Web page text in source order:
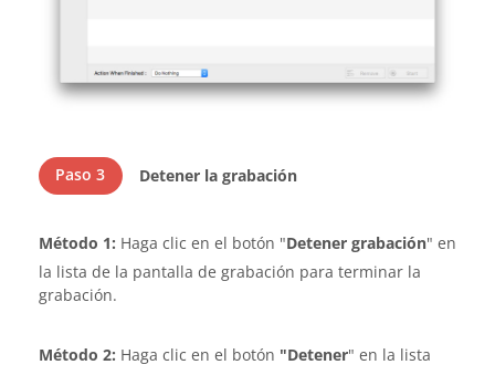
Paso 3 Detener la grabación
Método 1: Haga clic en el botón "Detener grabación" en
la lista de la pantalla de grabación para terminar la
grabación.
Método 2: Haga clic en el botón "Detener" en la lista